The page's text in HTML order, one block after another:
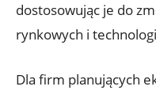
dostosowując je do
rynkowych i
Dla firm planujących